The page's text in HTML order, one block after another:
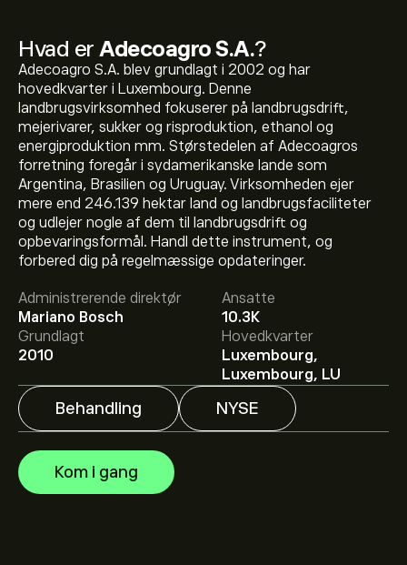
Hvad er Adecoagro S.A.?
Adecoagro S.A. blev grundlagt i 2002 og har
hovedkvarter i Luxembourg. Denne
landbrugsvirksomhed fokuserer på landbrugsdrift,
mejerivarer, sukker og risproduktion, ethanol og
energiproduktion mm. Størstedelen af Adecoagros
forretning foregår i sydamerikanske lande som
Argentina, Brasilien og Uruguay. Virksomheden ejer
mere end 246.139 hektar land og landbrugsfaciliteter
og udlejer nogle af dem til landbrugsdrift og
opbevaringsformål. Handl dette instrument, og
forbered dig på regelmæssige opdateringer.
Administrerende direktør
Mariano Bosch
Ansatte
10.3K
Grundlagt
2010
Hovedkvarter
Luxembourg,
Luxembourg, LU
Behandling NYSE
Kom i gang
Den aktuelle AGRO-aktiekurs er 9.45‎$‎.
Det gennemsnitlige kursmål for Adecoagro S.A. er
9.45‎$‎.Tilmeld dig
på eToro for at se analytikernes
aktieanbefaling og kursmål.
Aktieanalytikeres forventninger og prognoser for
Adecoagro S.A. bygger på markedstrends, finansielle
rapporter og forventet vækst. Se den nyeste prognose